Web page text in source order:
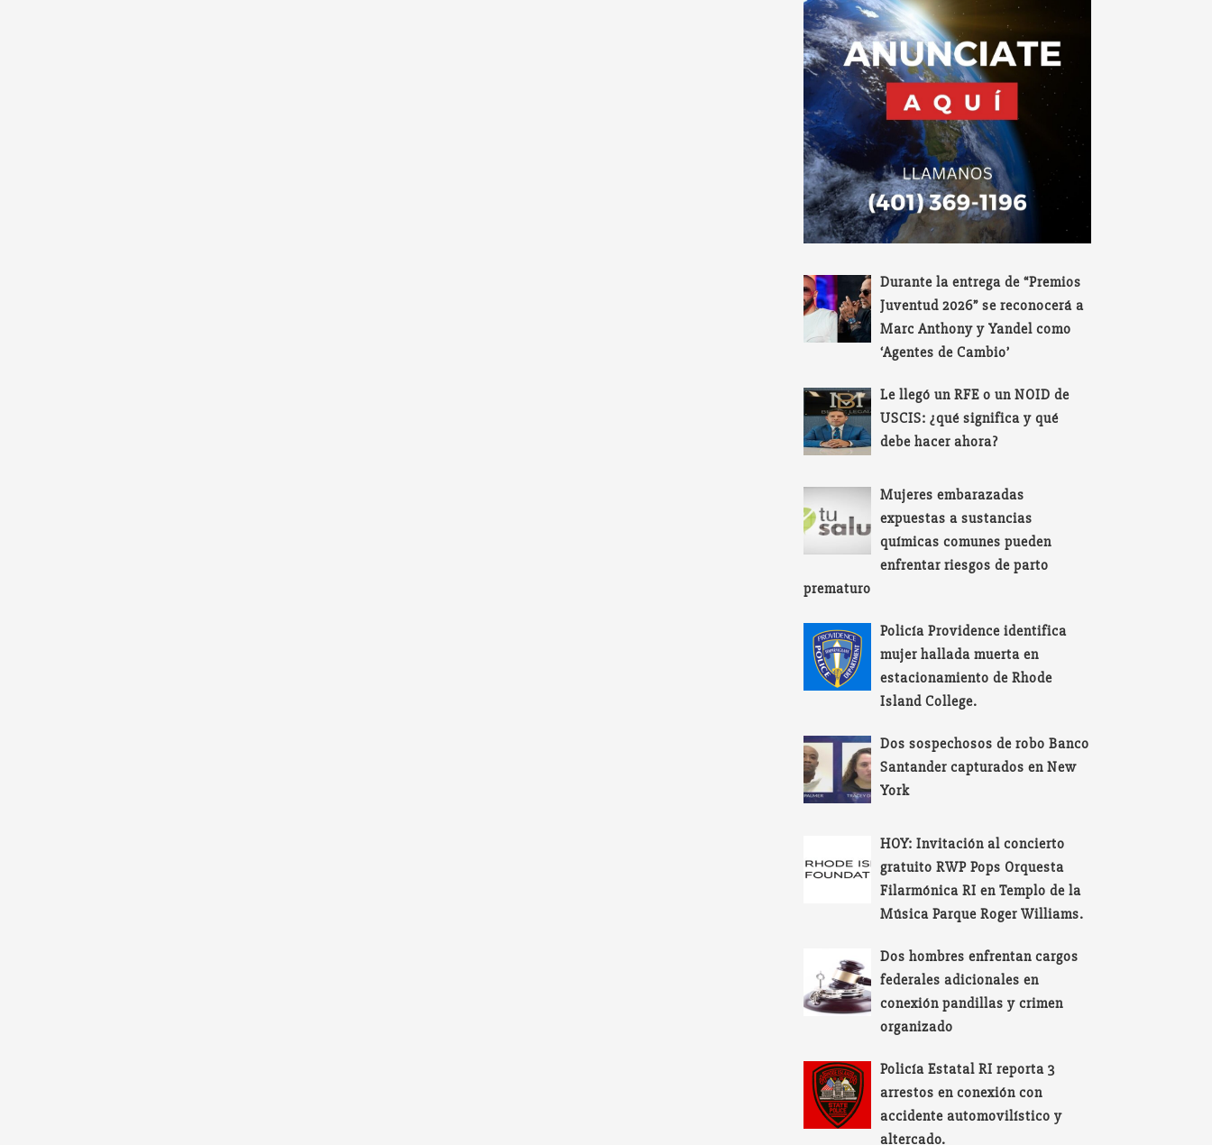
Durante la entrega de “Premios
Juventud 2026” se reconocerá a
Marc Anthony y Yandel como
‘Agentes de Cambio’
Le llegó un RFE o un NOID de
USCIS: ¿qué significa y qué
debe hacer ahora?
Mujeres embarazadas
expuestas a sustancias
químicas comunes pueden
enfrentar riesgos de parto
prematuro
Policía Providence identifica
mujer hallada muerta en
estacionamiento de Rhode
Island College.
Dos sospechosos de robo Banco
Santander capturados en New
York
HOY: Invitación al concierto
gratuito RWP Pops Orquesta
Filarmónica RI en Templo de la
Música Parque Roger Williams.
Dos hombres enfrentan cargos
federales adicionales en
conexión pandillas y crimen
organizado
Policía Estatal RI reporta 3
arrestos en conexión con
accidente automovilístico y
altercado.